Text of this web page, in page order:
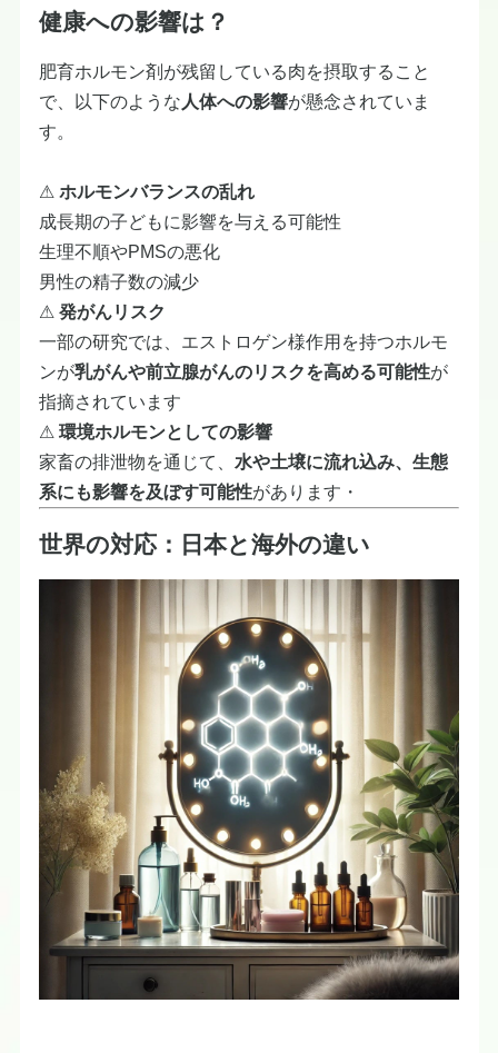
健康への影響は？
肥育ホルモン剤が残留している肉を摂取すること
で、以下のような 人体への影響が懸念されていま
す。
⚠ ホルモンバランスの乱れ
成長期の子どもに影響を与える可能性
生理不順やPMSの悪化
男性の精子数の減少
⚠ 発がんリスク
一部の研究では、エストロゲン様作用を持つホルモ
ンが乳がんや前立腺がんのリスクを高める可能性が
指摘されています
⚠ 環境ホルモンとしての影響
家畜の排泄物を通じて、 水や土壌に流れ込み、生態
系にも影響を及ぼす可能性があります・
世界の対応：日本と海外の違い